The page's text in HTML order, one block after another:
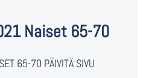
Naiset 65-70
65-70 PÄIVITÄ SIVU